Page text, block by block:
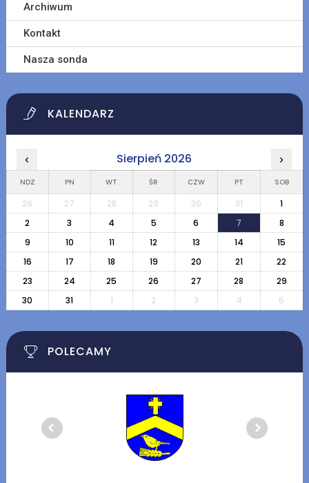
Archiwum
Kontakt
Nasza sonda
KALENDARZ
‹ Sierpień 2026 ›
NDZ PN WT ŚR CZW PT SOB
26 27 28 29 30 31
1
2
3 4 5 6 7
8
9
10 11 12 13 14
15
16
17 18 19 20 21
22
23
24 25 26 27 28
29
30
31 1 2 3 4 5
POLECAMY